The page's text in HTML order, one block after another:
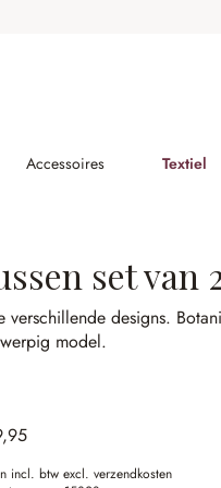
Accessoires Textiel
set van
verschillende designs.
model.
incl. btw excl. verzendkosten